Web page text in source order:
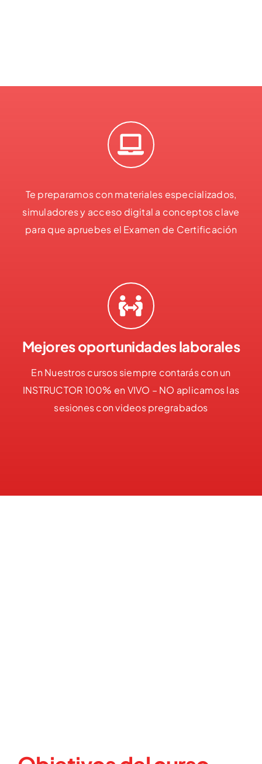
Te preparamos con materiales especializados,
simuladores y acceso digital a conceptos clave
para que apruebes el Examen de Certificación
Mejores oportunidades laborales
En Nuestros cursos siempre contarás con un
INSTRUCTOR 100% en VIVO – NO aplicamos las
sesiones con videos pregrabados